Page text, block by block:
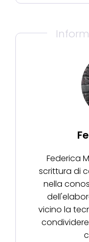
Federica
scrittura di
nella
vicino la